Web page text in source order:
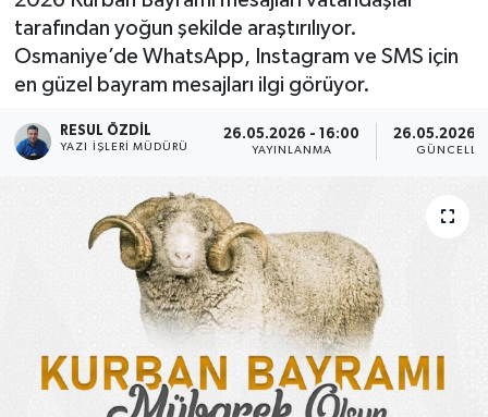
tarafından yoğun şekilde araştırılıyor.
Osmaniye’de WhatsApp, Instagram ve SMS için
en güzel bayram mesajları ilgi görüyor.
RESUL ÖZDIL
YAZI İŞLERI MÜDÜRÜ
26.05.2026 - 16:00
YAYINLANMA
26.05.2026 -